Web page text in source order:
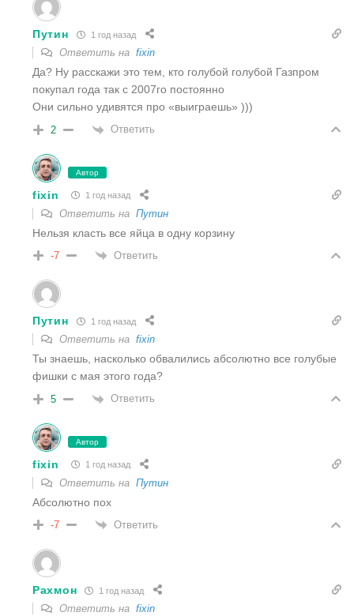
Путин 1 год назад
Ответить на fixin
Да? Ну расскажи это тем, кто голубой голубой Газпром
покупал года так с 2007го постоянно
Они сильно удивятся про «выиграешь» )))
2 Ответить
Автор
fixin 1 год назад
Ответить на Путин
Нельзя класть все яйца в одну корзину
-7 Ответить
Путин 1 год назад
Ответить на fixin
Ты знаешь, насколько обвалились абсолютно все голубые
фишки с мая этого года?
5 Ответить
Автор
fixin 1 год назад
Ответить на Путин
Абсолютно пох
-7 Ответить
Рахмон 1 год назад
Ответить на fixin